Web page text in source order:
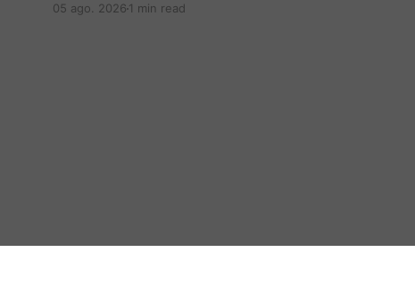
clasificación general.
05 ago. 20261 min read